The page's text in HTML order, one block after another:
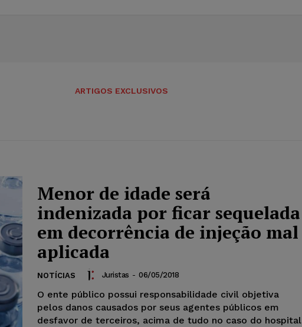
ARTIGOS EXCLUSIVOS
Menor de idade será
indenizada por ficar sequelada
em decorrência de injeção mal
aplicada
NOTÍCIAS Juristas - 06/05/2018
O ente público possui responsabilidade civil objetiva
pelos danos causados por seus agentes públicos em
desfavor de terceiros, acima de tudo no caso do hospital